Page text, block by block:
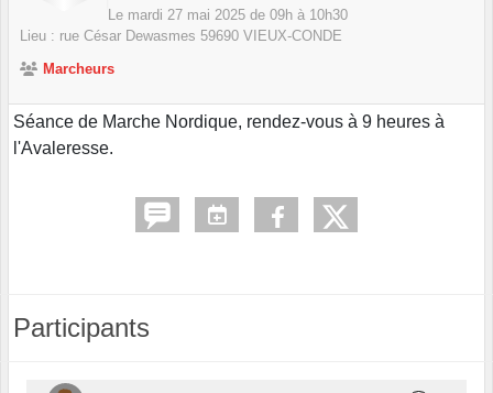
Le mardi 27 mai 2025 de 09h à 10h30
Lieu : rue César Dewasmes 59690 VIEUX-CONDE
Marcheurs
Séance de Marche Nordique, rendez-vous à 9 heures à
l'Avaleresse.
Participants